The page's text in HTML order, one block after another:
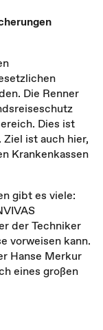
Die Renner
Dies ist
ist auch hier,
Krankenkassen
gibt es viele:
der Techniker
vorweisen kann.
Hanse Merkur
eines großen